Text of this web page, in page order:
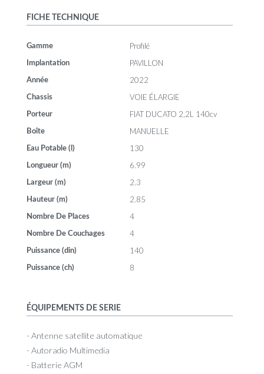
FICHE TECHNIQUE
Gamme Profilé
Implantation PAVILLON
Année 2022
Chassis VOIE ÉLARGIE
Porteur FIAT DUCATO 2,2L 140cv
Boîte MANUELLE
Eau Potable (l) 130
Longueur (m) 6.99
Largeur (m) 2.3
Hauteur (m) 2.85
Nombre De Places 4
Nombre De Couchages 4
Puissance (din) 140
Puissance (ch) 8
ÉQUIPEMENTS DE SERIE
- Antenne satellite automatique
- Autoradio Multimedia
- Batterie AGM